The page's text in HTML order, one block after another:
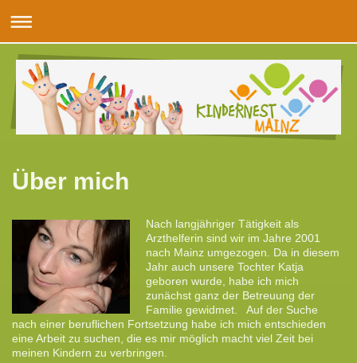
Über mich
Nach langjähriger Tätigkeit als
Arzthelferin sind wir im Jahre 2001
nach Mainz umgezogen. Da in diesem
Jahr auch unsere Tochter Katja
geboren wurde, habe ich mich
zunächst ganz der Betreuung der
Familie gewidmet. Auf der Suche
nach einer beruflichen Fortsetzung habe ich mich entschieden
eine Arbeit zu suchen, die es mir möglich macht viel Zeit bei
meinen Kindern zu verbringen.